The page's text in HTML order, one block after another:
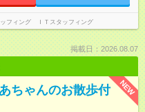
フィング ＩＴスタッフィング
掲載日：2026.08.07
NEW
ちゃんのお散歩付